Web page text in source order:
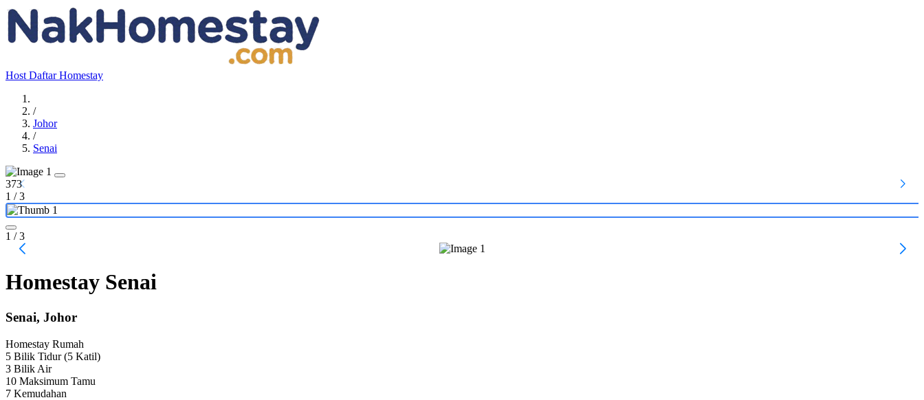
Host Daftar Homestay
/
Johor
/
Senai
373
1 /3
1 / 3
Homestay Senai
Senai, Johor
Homestay Rumah
5 Bilik Tidur(5 Katil)
3 Bilik Air
10 Maksimum Tamu
7 Kemudahan